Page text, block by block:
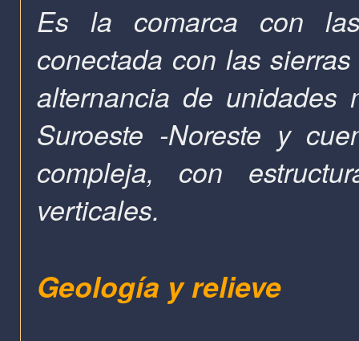
Es la comarca con
conectada con las
alternancia de unidades
Suroeste -Noreste y
compleja, con
verticales.
Geología y relieve